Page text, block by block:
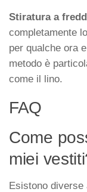
Stiratura a
completamente
per qualche ora
metodo è
come il lino.
FAQ
Come
miei
Esistono